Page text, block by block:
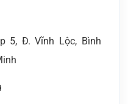
5, Đ. Vĩnh Lộc, Bình